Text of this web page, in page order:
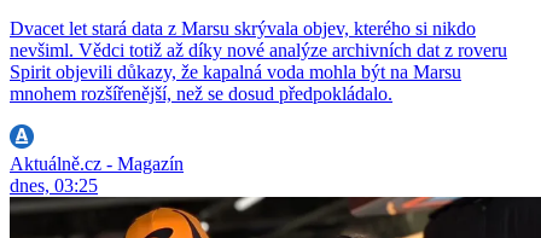
Dvacet let stará data z Marsu skrývala objev, kterého si nikdo
nevšiml. Vědci totiž až díky nové analýze archivních dat z roveru
Spirit objevili důkazy, že kapalná voda mohla být na Marsu
mnohem rozšířenější, než se dosud předpokládalo.
Aktuálně.cz - Magazín
dnes, 03:25